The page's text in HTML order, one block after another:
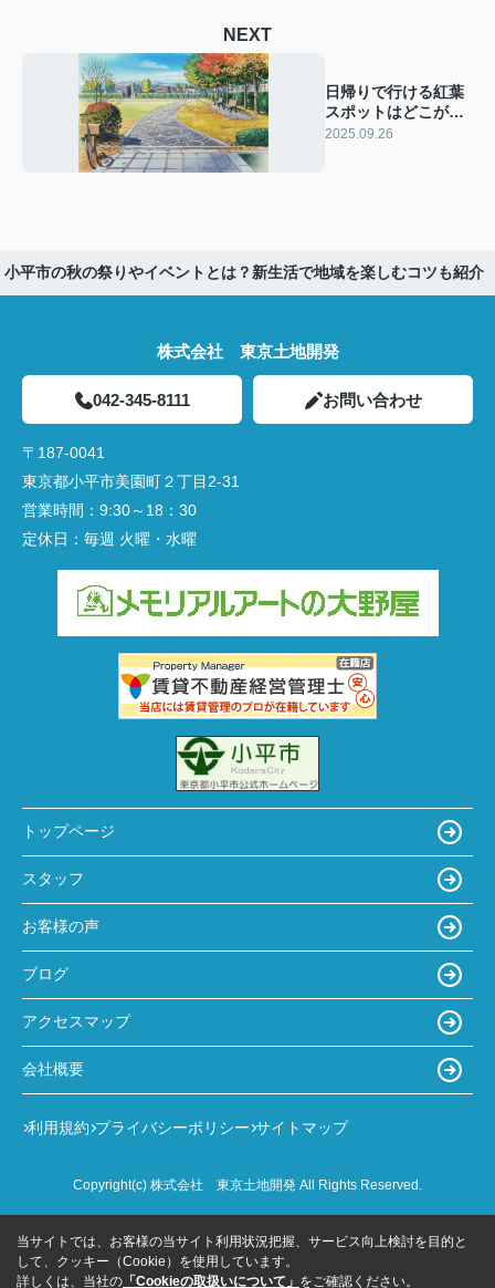
NEXT
日帰りで行ける紅葉
スポットはどこが人
気？小平で秋を満喫
2025.09.26
小平市の秋の祭りやイベントとは？新生活で地域を楽しむコツも紹介
株式会社 東京土地開発
042-345-8111 お問い合わせ
〒187-0041
東京都小平市美園町２丁目2-31
営業時間： 9:30～18：30
定休日： 毎週 火曜・水曜
トップページ
スタッフ
お客様の声
ブログ
アクセスマップ
会社概要
利用規約 プライバシーポリシー サイトマップ
Copyright(c) 株式会社 東京土地開発 All Rights Reserved.
当サイトでは、お客様の当サイト利用状況把握、サービス向上検討を目的と
して、クッキー（Cookie）を使用しています。
詳しくは、当社の 「Cookieの取扱いについて」 をご確認ください。